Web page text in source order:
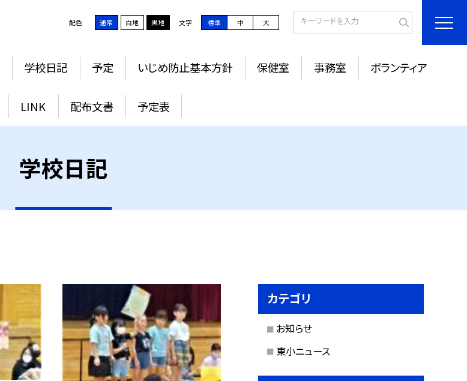
配色 通常 白地 黒地 文字 標準 中 大
学校日記 予定 いじめ防止基本方針 保健室 事務室 ボランティア
LINK 配布文書 予定表
学校日記
カテゴリ
お知らせ
東小ニュース